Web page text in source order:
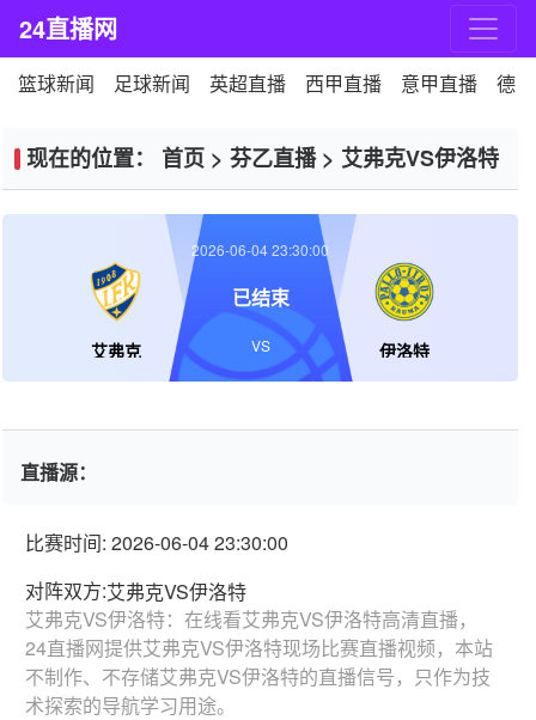
24直播网
篮球新闻 足球新闻 英超直播 西甲直播 意甲直播 德
现在的位置： 首页 > 芬乙直播> 艾弗克VS伊洛特
艾弗克 伊洛特
2026-06-04 23:30:00
已结束
VS
直播源：
比赛时间: 2026-06-04 23:30:00
对阵双方:艾弗克VS伊洛特
艾弗克VS伊洛特：在线看艾弗克VS伊洛特高清直播，
24直播网提供艾弗克VS伊洛特现场比赛直播视频，本站
不制作、不存储艾弗克VS伊洛特的直播信号，只作为技
术探索的导航学习用途。